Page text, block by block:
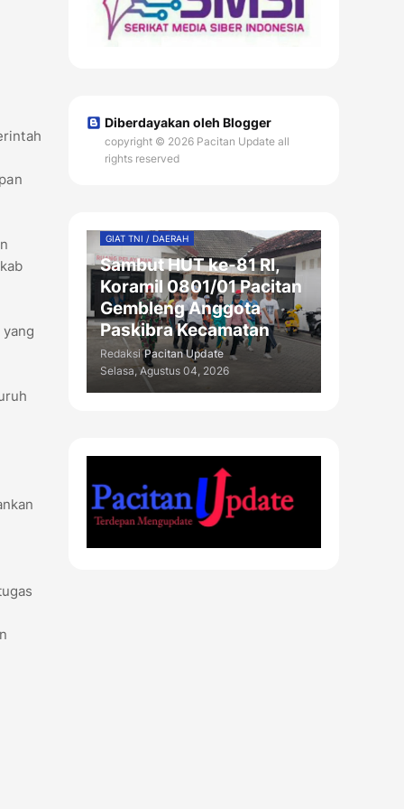
Diberdayakan oleh Blogger
copyright © 2026 Pacitan Update all
rights reserved
GIAT TNI / DAERAH
Sambut HUT ke-81 RI,
Koramil 0801/01 Pacitan
Gembleng Anggota
Paskibra Kecamatan
Redaksi Pacitan Update
Selasa, Agustus 04, 2026